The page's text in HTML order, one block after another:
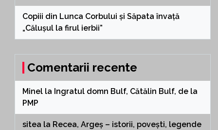
Copiii din Lunca Corbului și Săpata învață
„Călușul la firul ierbii”
Comentarii recente
Minel la Ingratul domn Bulf, Cătălin Bulf, de la
PMP
sitea la Recea, Argeș – istorii, povești, legende